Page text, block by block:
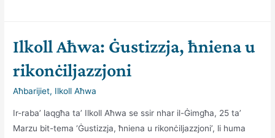
Ilkoll Aħwa: Ġustizzja, ħniena u
rikonċiljazzjoni
Aħbarijiet, Ilkoll Aħwa
Ir-raba’ laqgħa ta’ Ilkoll Aħwa se ssir nhar il-Ġimgħa, 25 ta’
Marzu bit-tema ‘Ġustizzja, ħniena u rikonċiljazzjoni’, li huma